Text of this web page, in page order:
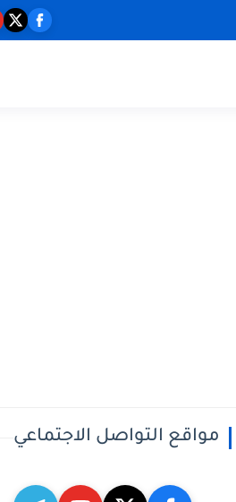
مواقع التواصل الاجتماعي